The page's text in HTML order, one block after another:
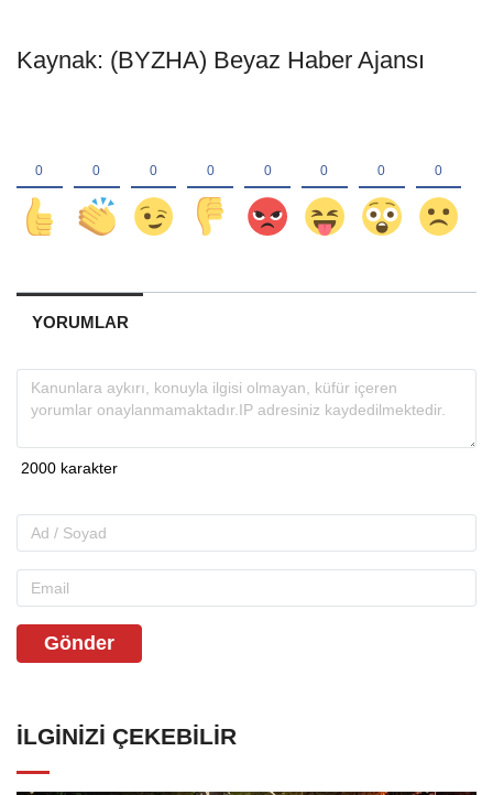
Kaynak: (BYZHA) Beyaz Haber Ajansı
YORUMLAR
Gönder
İLGINIZI ÇEKEBILIR